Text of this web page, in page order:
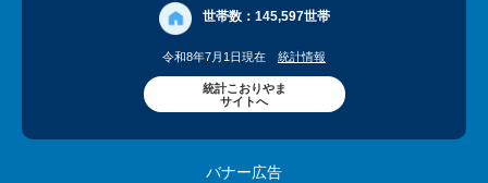
世帯数： 145,597世帯
令和8年7月1日現在 統計情報
統計こおりやま
サイトへ
バナー広告